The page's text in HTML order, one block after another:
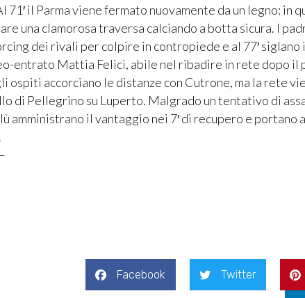
71′ il Parma viene fermato nuovamente da un legno: in
una clamorosa traversa calciando a botta sicura. I
dei rivali per colpire in contropiede e al 77′ siglano
entrato Mattia Felici, abile nel ribadire in rete dopo il
ospiti accorciano le distanze con Cutrone, ma la rete
di Pellegrino su Luperto. Malgrado un tentativo di
amministrano il vantaggio nei 7′ di recupero e portano a
Facebook Twitter